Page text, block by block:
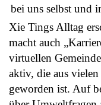
bei uns selbst und
Xie Tings Alltag
macht auch
virtuellen
aktiv, die aus
geworden ist. Auf